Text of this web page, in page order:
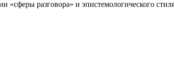
разговора» и эпистемологического